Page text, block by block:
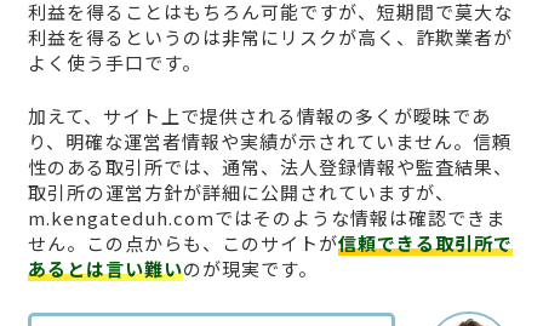
利益を得ることはもちろん可能ですが、短期間で莫大な
利益を得るというのは非常にリスクが高く、詐欺業者が
よく使う手口です。
加えて、サイト上で提供される情報の多くが曖昧であ
り、明確な運営者情報や実績が示されていません。信頼
性のある取引所では、通常、法人登録情報や監査結果、
取引所の運営方針が詳細に公開されていますが、
m.kengateduh.comではそのような情報は確認できま
せん。この点からも、このサイトが信頼できる取引所で
あるとは言い難いのが現実です。